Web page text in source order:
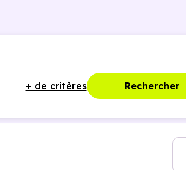
+ de critères Rechercher